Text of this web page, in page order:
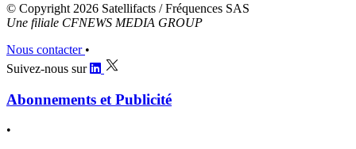
© Copyright 2026 Satellifacts / Fréquences SAS
Une filiale CFNEWS MEDIA GROUP
Nous contacter •
Suivez-nous sur
Abonnements et Publicité
•